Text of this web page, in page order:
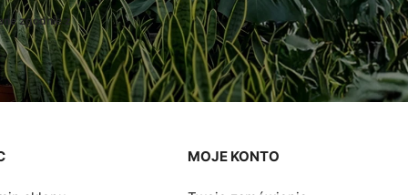
zgodnie z
MOJE KONTO